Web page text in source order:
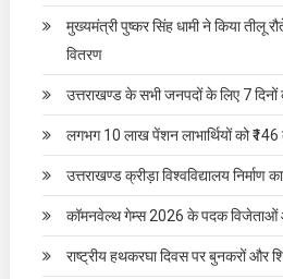
मुख्यमंत्री पुष्कर सिंह धामी ने किया तीलू
वितरण
उत्तराखण्ड के सभी जनपदों के लिए 7 दिनों
लगभग 10 लाख पेंशन लाभार्थियों को
उत्तराखण्ड क्रीड़ा विश्वविद्यालय निर्माण
कॉमनवेल्थ गेम्स 2026 के पदक विजेताओं
राष्ट्रीय हथकरघा दिवस पर बुनकरों और